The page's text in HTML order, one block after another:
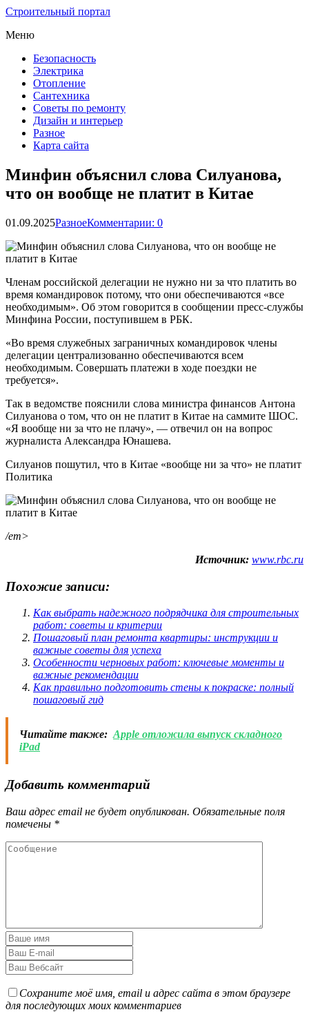
Строительный портал
Меню
Безопасность
Электрика
Отопление
Сантехника
Советы по ремонту
Дизайн и интерьер
Разное
Карта сайта
Минфин объяснил слова Силуанова,
что он вообще не платит в Китае
01.09.2025РазноеКомментарии: 0
Членам российской делегации не нужно ни за что платить во
время командировок потому, что они обеспечиваются «все
необходимым». Об этом говорится в сообщении пресс-службы
Минфина России, поступившем в РБК.
«Во время служебных заграничных командировок члены
делегации централизованно обеспечиваются всем
необходимым. Совершать платежи в ходе поездки не
требуется».
Так в ведомстве пояснили слова министра финансов Антона
Силуанова о том, что он не платит в Китае на саммите ШОС.
«Я вообще ни за что не плачу», — отвечил он на вопрос
журналиста Александра Юнашева.
Силуанов пошутил, что в Китае «вообще ни за что» не платит
Политика
/em>
Источник: www.rbc.ru
Похожие записи:
Как выбрать надежного подрядчика для строительных
работ: советы и критерии
Пошаговый план ремонта квартиры: инструкции и
важные советы для успеха
Особенности черновых работ: ключевые моменты и
важные рекомендации
Как правильно подготовить стены к покраске: полный
пошаговый гид
Читайте также: Apple отложила выпуск складного
iPad
Добавить комментарий
Ваш адрес email не будет опубликован. Обязательные поля
помечены *
Сохраните моё имя, email и адрес сайта в этом браузере
для последующих моих комментариев